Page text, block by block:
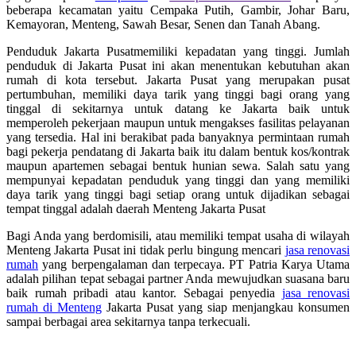
beberapa kecamatan yaitu Cempaka Putih, Gambir, Johar Baru,
Kemayoran, Menteng, Sawah Besar, Senen dan Tanah Abang.
Penduduk Jakarta Pusatmemiliki kepadatan yang tinggi. Jumlah
penduduk di Jakarta Pusat ini akan menentukan kebutuhan akan
rumah di kota tersebut. Jakarta Pusat yang merupakan pusat
pertumbuhan, memiliki daya tarik yang tinggi bagi orang yang
tinggal di sekitarnya untuk datang ke Jakarta baik untuk
memperoleh pekerjaan maupun untuk mengakses fasilitas pelayanan
yang tersedia. Hal ini berakibat pada banyaknya permintaan rumah
bagi pekerja pendatang di Jakarta baik itu dalam bentuk kos/kontrak
maupun apartemen sebagai bentuk hunian sewa. Salah satu yang
mempunyai kepadatan penduduk yang tinggi dan yang memiliki
daya tarik yang tinggi bagi setiap orang untuk dijadikan sebagai
tempat tinggal adalah daerah Menteng Jakarta Pusat
Bagi Anda yang berdomisili, atau memiliki tempat usaha di wilayah
Menteng Jakarta Pusat ini tidak perlu bingung mencari jasa renovasi
rumah yang berpengalaman dan terpecaya. PT Patria Karya Utama
adalah pilihan tepat sebagai partner Anda mewujudkan suasana baru
baik rumah pribadi atau kantor. Sebagai penyedia jasa renovasi
rumah di Menteng Jakarta Pusat yang siap menjangkau konsumen
sampai berbagai area sekitarnya tanpa terkecuali.